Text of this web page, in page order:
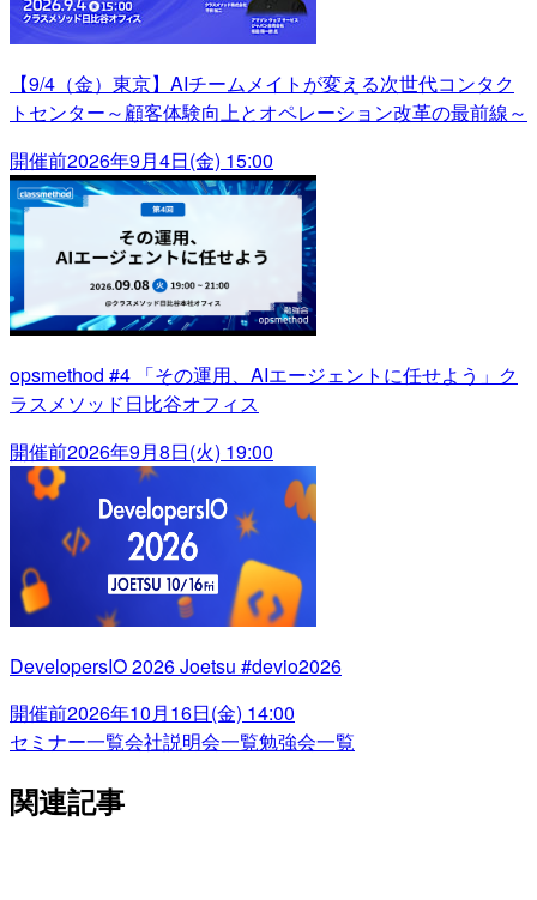
【9/4（金）東京】AIチームメイトが変える次世代コンタク
トセンター～顧客体験向上とオペレーション改革の最前線～
開催前2026年9月4日(金) 15:00
opsmethod #4 「その運用、AIエージェントに任せよう」ク
ラスメソッド日比谷オフィス
開催前2026年9月8日(火) 19:00
DevelopersIO 2026 Joetsu #devio2026
開催前2026年10月16日(金) 14:00
セミナー一覧会社説明会一覧勉強会一覧
関連記事